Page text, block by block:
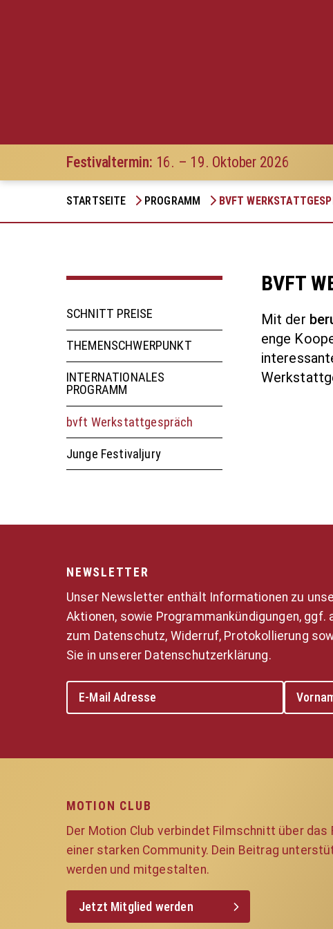
Festivaltermin: 16. – 19. Oktober 2026
STARTSEITE PROGRAMM BVFT
SCHNITT PREISE
THEMENSCHWERPUNKT
INTERNATIONALES
PROGRAMM
bvft Werkstattgespräch
Junge Festivaljury
BVFT
Mit der
enge
NEWSLETTER
Unser Newsletter enthält Informationen zu
Aktionen, sowie Programmankündigungen,
zum Datenschutz, Widerruf, Protokollierung
Sie in unserer Datenschutzerklärung.
MOTION CLUB
Der Motion Club verbindet Filmschnitt über
einer starken Community. Dein Beitrag
werden und mitgestalten.
Jetzt Mitglied werden